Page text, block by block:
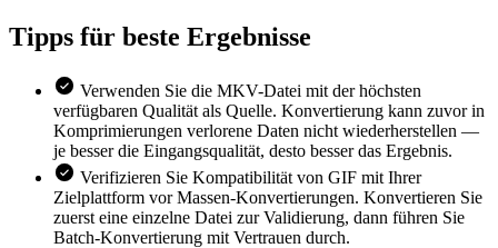
Tipps für beste Ergebnisse
Verwenden Sie die MKV-Datei mit der höchsten
verfügbaren Qualität als Quelle. Konvertierung kann zuvor in
Komprimierungen verlorene Daten nicht wiederherstellen —
je besser die Eingangsqualität, desto besser das Ergebnis.
Verifizieren Sie Kompatibilität von GIF mit Ihrer
Zielplattform vor Massen-Konvertierungen. Konvertieren Sie
zuerst eine einzelne Datei zur Validierung, dann führen Sie
Batch-Konvertierung mit Vertrauen durch.